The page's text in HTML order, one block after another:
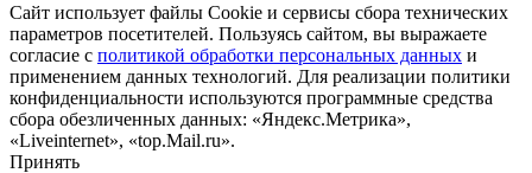
Сайт использует файлы Cookie и сервисы сбора технических
параметров посетителей. Пользуясь сайтом, вы выражаете
согласие с политикой обработки персональных данных и
применением данных технологий. Для реализации политики
конфиденциальности используются программные средства
сбора обезличенных данных: «Яндекс.Метрика»,
«Liveinternet», «top.Mail.ru».
Принять